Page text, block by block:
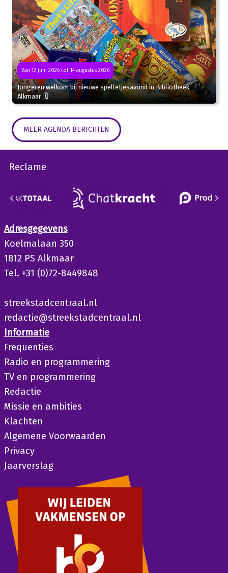
Van 12 juni 2026 tot 14 augustus 2026
Jongeren welkom bij nieuwe spelletjesavond in Bibliotheek
Alkmaar 🗓
MEER AGENDA BERICHTEN
Reclame
Adresgegevens
Koelmalaan 350
1812 PS Alkmaar
Tel. +31 (0)72-8449848
streekstadcentraal.nl
redactie@streekstadcentraal.nl
Informatie
Frequenties
Radio en programmering
TV en programmering
Redactie
Missie en ambities
Klachten
Algemene Voorwaarden
Privacy
Jaarverslag